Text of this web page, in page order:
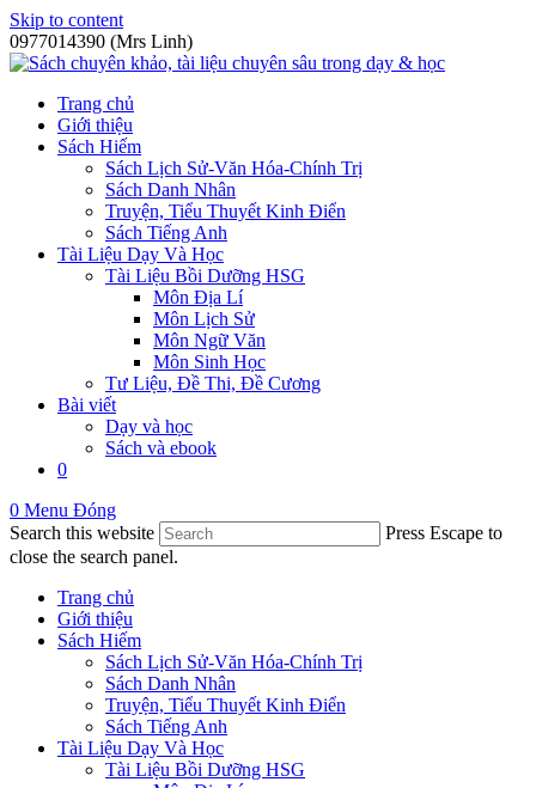
Skip to content
0977014390 (Mrs Linh)
Trang chủ
Giới thiệu
Sách Hiếm
Sách Lịch Sử-Văn Hóa-Chính Trị
Sách Danh Nhân
Truyện, Tiểu Thuyết Kinh Điển
Sách Tiếng Anh
Tài Liệu Dạy Và Học
Tài Liệu Bồi Dưỡng HSG
Môn Địa Lí
Môn Lịch Sử
Môn Ngữ Văn
Môn Sinh Học
Tư Liệu, Đề Thi, Đề Cương
Bài viết
Dạy và học
Sách và ebook
0
0 Menu Đóng
Search this website
Press Escape to
close the search panel.
Trang chủ
Giới thiệu
Sách Hiếm
Sách Lịch Sử-Văn Hóa-Chính Trị
Sách Danh Nhân
Truyện, Tiểu Thuyết Kinh Điển
Sách Tiếng Anh
Tài Liệu Dạy Và Học
Tài Liệu Bồi Dưỡng HSG